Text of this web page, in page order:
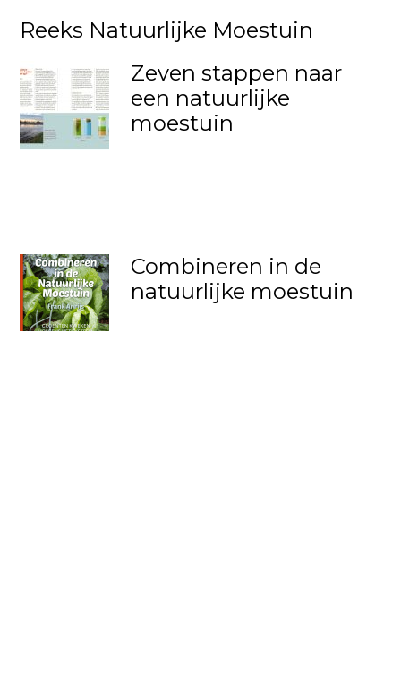
Reeks Natuurlijke Moestuin
Zeven stappen naar
een natuurlijke
moestuin
Combineren in de
natuurlijke moestuin